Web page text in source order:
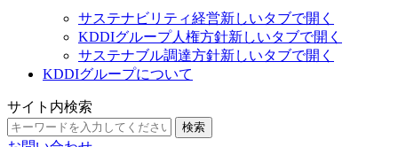
サステナビリティ経営新しいタブで開く
KDDIグループ人権方針新しいタブで開く
サステナブル調達方針新しいタブで開く
KDDIグループについて
サイト内検索
検索